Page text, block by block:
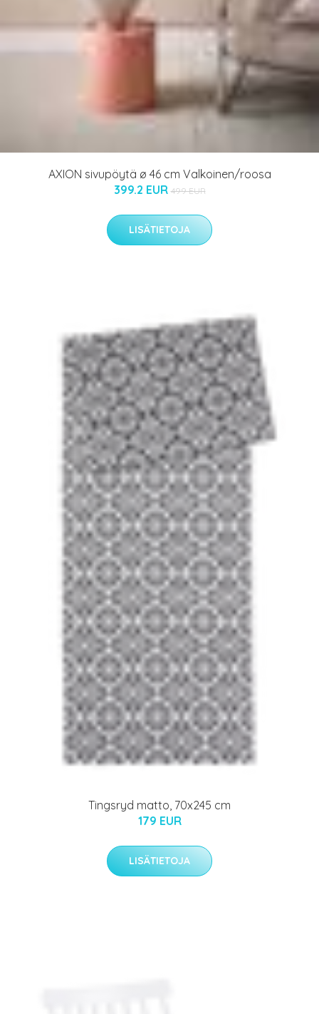
AXION sivupöytä ø 46 cm Valkoinen/roosa
399.2 EUR 499 EUR
LISÄTIETOJA
Tingsryd matto, 70x245 cm
179 EUR
LISÄTIETOJA